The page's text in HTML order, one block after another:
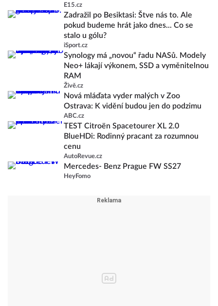
E15.cz
Zadražil po Besiktasi: Štve nás to. Ale
pokud budeme hrát jako dnes... Co se
stalo u gólu?
iSport.cz
Synology má „novou“ řadu NASů. Modely
Neo+ lákají výkonem, SSD a vyměnitelnou
RAM
Živě.cz
Nová mláďata vyder malých v Zoo
Ostrava: K vidění budou jen do podzimu
ABC.cz
TEST Citroën Spacetourer XL 2.0
BlueHDi: Rodinný pracant za rozumnou
cenu
AutoRevue.cz
Mercedes- Benz Prague FW SS27
HeyFomo